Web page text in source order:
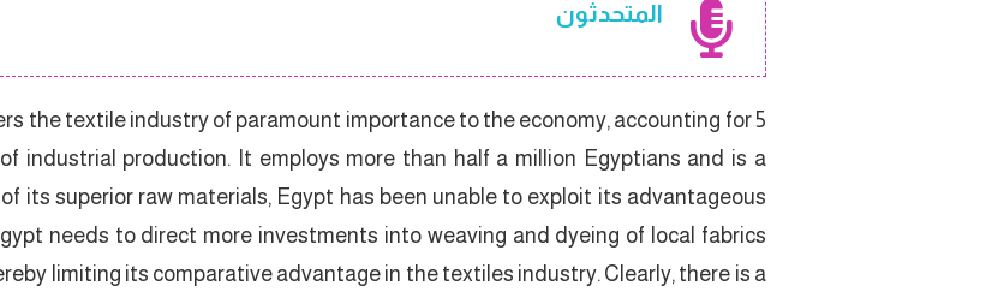
المتحدثون
the textile industry of paramount importance to the economy, accounting for 5
industrial production. It employs more than half a million Egyptians and is a
its superior raw materials, Egypt has been unable to exploit its advantageous
needs to direct more investments into weaving and dyeing of local fabrics
limiting its comparative advantage in the textiles industry. Clearly, there is a